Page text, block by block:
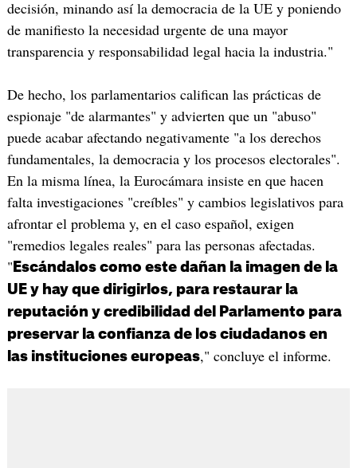
decisión, minando así la democracia de la UE y poniendo
de manifiesto la necesidad urgente de una mayor
transparencia y responsabilidad legal hacia la industria."
De hecho, los parlamentarios califican las prácticas de
espionaje "de alarmantes" y advierten que un "abuso"
puede acabar afectando negativamente "a los derechos
fundamentales, la democracia y los procesos electorales".
En la misma línea, la Eurocámara insiste en que hacen
falta investigaciones "creíbles" y cambios legislativos para
afrontar el problema y, en el caso español, exigen
"remedios legales reales" para las personas afectadas.
" Escándalos como este dañan la imagen de la
UE y hay que dirigirlos, para restaurar la
reputación y credibilidad del Parlamento para
preservar la confianza de los ciudadanos en
las instituciones europeas," concluye el informe.